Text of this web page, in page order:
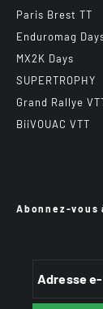
Paris Brest TT
Enduromag
MX2K Days
SUPERTROPHY
Grand Rallye
BiiVOUAC VTT
Abonnez-